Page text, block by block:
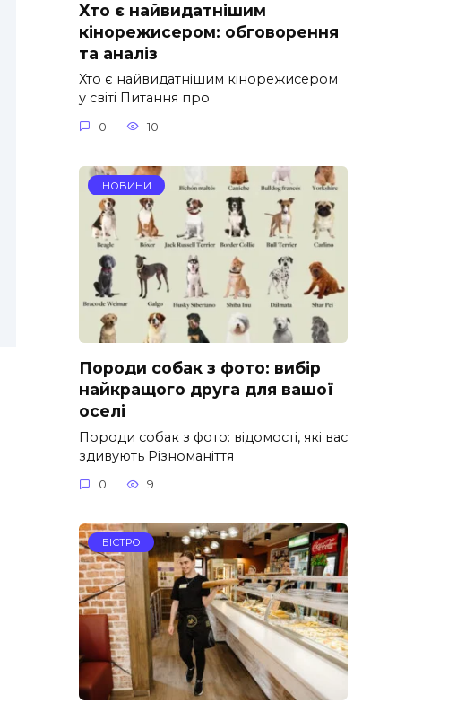
Хто є найвидатнішим
кінорежисером: обговорення
та аналіз
Хто є найвидатнішим кінорежисером
у світі Питання про
0 10
НОВИНИ
Породи собак з фото: вибір
найкращого друга для вашої
оселі
Породи собак з фото: відомості, які вас
здивують Різноманіття
0 9
БІСТРО